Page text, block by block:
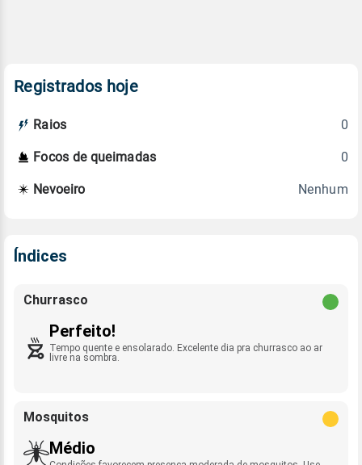
Registrados hoje
Raios 0
Focos de queimadas 0
Nevoeiro Nenhum
Índices
Churrasco
Perfeito!
Tempo quente e ensolarado. Excelente dia pra churrasco ao ar
livre na sombra.
Mosquitos
Médio